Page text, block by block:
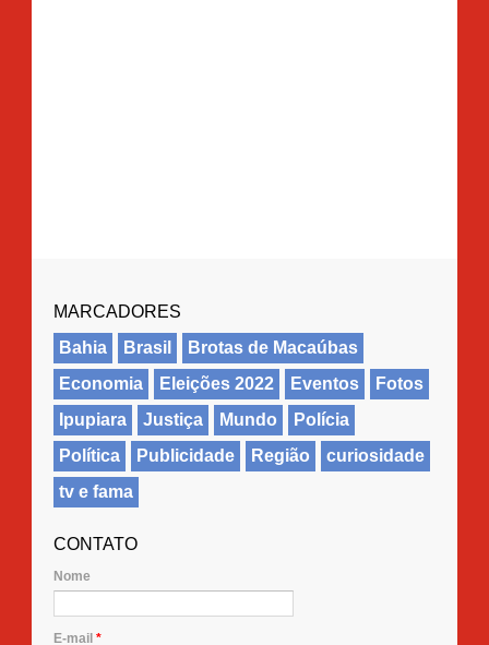
MARCADORES
Bahia
Brasil
Brotas de Macaúbas
Economia
Eleições 2022 Eventos
Fotos
Ipupiara
Justiça Mundo
Polícia
Política
Publicidade Região
curiosidade
tv e fama
CONTATO
Nome
E-mail *